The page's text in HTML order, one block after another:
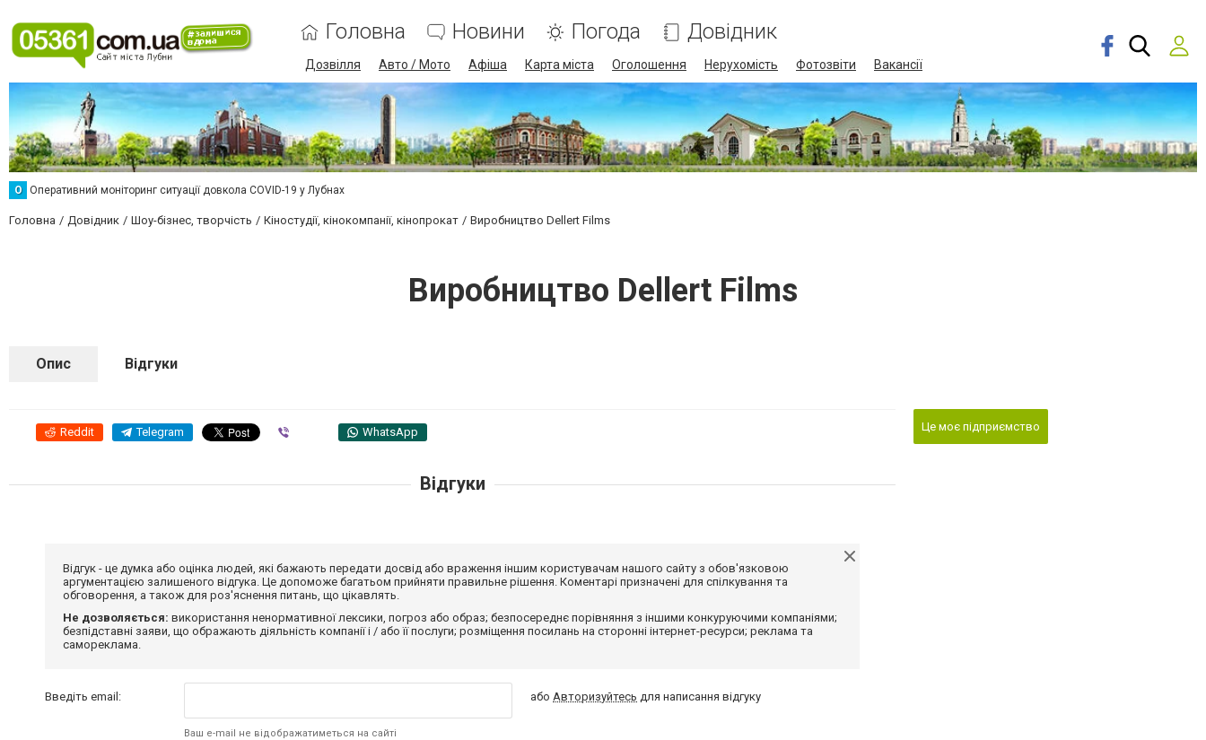
Головна Новини Погода Довідник
Дозвілля Авто / Мото Афіша Карта міста Оголошення Нерухомість Фотозвіти Вакансії
О Оперативний моніторинг ситуації довкола COVID-19 у Лубнах
Головна Довідник Шоу-бізнес, творчість Кіностудії, кінокомпанії, кінопрокат Виробництво Dellert Films
Виробництво Dellert Films
Опис Відгуки
Reddit Telegram WhatsApp Це моє підприємство
Відгуки
Відгук - це думка або оцінка людей, які бажають передати досвід або враження іншим користувачам нашого сайту з обов'язковою
аргументацією залишеного відгука. Це допоможе багатьом прийняти правильне рішення. Коментарі призначені для спілкування та
обговорення, а також для роз'яснення питань, що цікавлять.
Не дозволяється: використання ненормативної лексики, погроз або образ; безпосереднє порівняння з іншими конкуруючими компаніями;
безпідставні заяви, що ображають діяльність компанії і / або її послуги; розміщення посилань на сторонні інтернет-ресурси; реклама та
самореклама.
Введіть email:
Ваш e-mail не відображатиметься на сайті
абоАвторизуйтесь для написання відгуку